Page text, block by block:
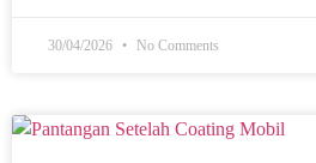
30/04/2026 No Comments